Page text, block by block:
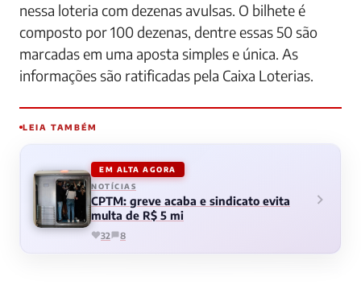
nessa loteria com dezenas avulsas. O bilhete é
composto por 100 dezenas, dentre essas 50 são
marcadas em uma aposta simples e única. As
informações são ratificadas pela Caixa Loterias.
LEIA TAMBÉM
EM ALTA AGORA
NOTÍCIAS
CPTM: greve acaba e sindicato evita
multa de R$ 5 mi
32 8